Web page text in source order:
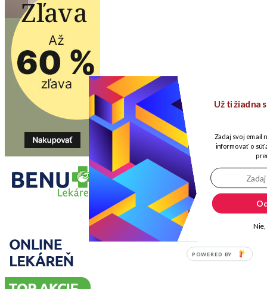
Už ti žiadna
Zadaj svoj email
informovať o